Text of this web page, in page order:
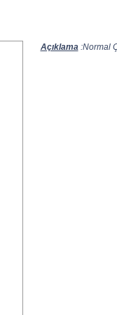
Açıklama:Normal